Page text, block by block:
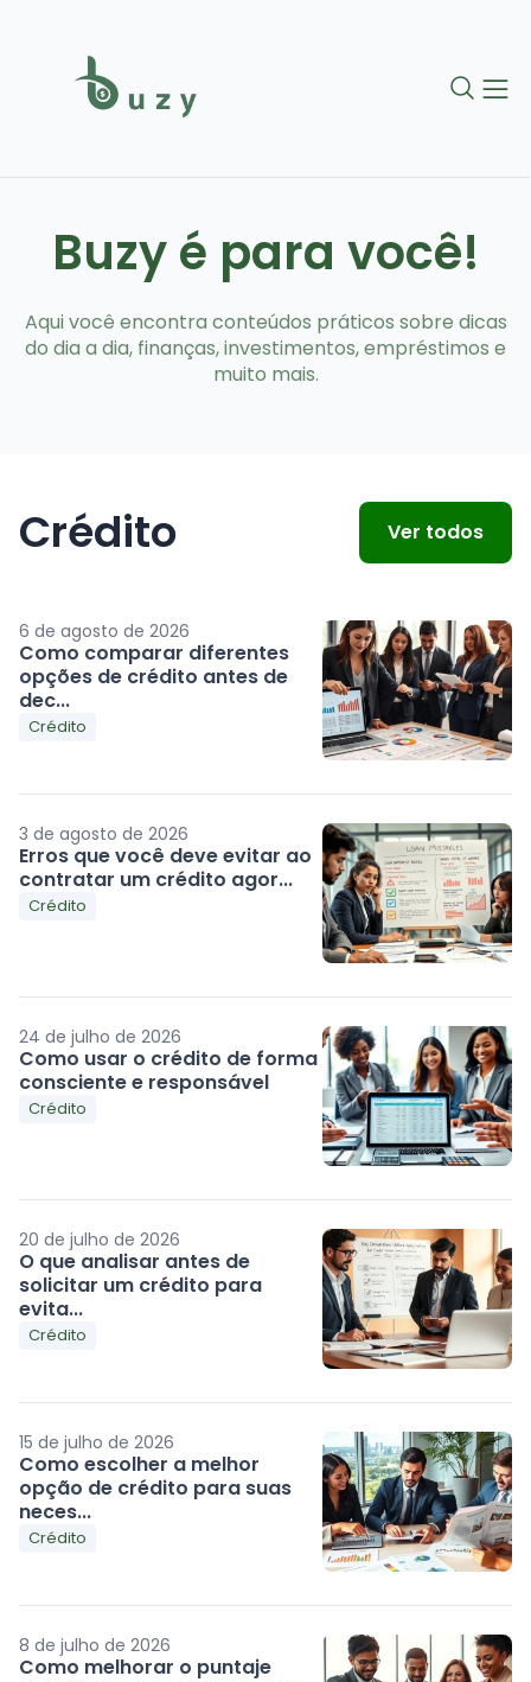
Buzy é para você!
Aqui você encontra conteúdos práticos sobre dicas
do dia a dia, finanças, investimentos, empréstimos e
muito mais.
Crédito Ver todos
6 de agosto de 2026
Como comparar diferentes
opções de crédito antes de
dec...
Crédito
3 de agosto de 2026
Erros que você deve evitar ao
contratar um crédito agor...
Crédito
24 de julho de 2026
Como usar o crédito de forma
consciente e responsável
Crédito
20 de julho de 2026
O que analisar antes de
solicitar um crédito para
evita...
Crédito
15 de julho de 2026
Como escolher a melhor
opção de crédito para suas
neces...
Crédito
8 de julho de 2026
Como melhorar o puntaje